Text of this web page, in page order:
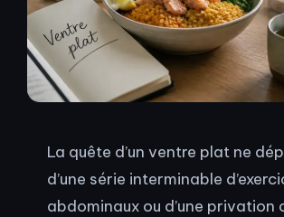
La quête d’un ventre plat ne
d’une série interminable
abdominaux ou d’une privation